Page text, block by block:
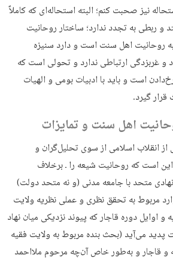
نیز صحبت کنم؛ البته استحاله‌ای که کاملاً
و ربطی به تجدد ندارد؛ ساختار روحانیت
روحانیت اهل سنت است و دارد سنیزه
غربزدگی ارتباطی ندارد و تحولی است که
است و باید با ادبیات بومی و الهیات
گیرد.
اهل سنت و تمایزات
از انقلاب اسلامی از سوی تحلیل‌گران و
این است که روحانیت شیعه را ـ برخلاف
متحد با جامعه مدنی (و نه متحد دولت)
مربوط به تحقق نظری و عملی نظریه ولایت
اوایل دوره قاجار که پیوند نزدیکی میان نهاد
می‌آید (بحث بنده مربوط به ولایت فقیه
و قاجار و به‌طور خاص آن‌چه مرحوم ملااحمد